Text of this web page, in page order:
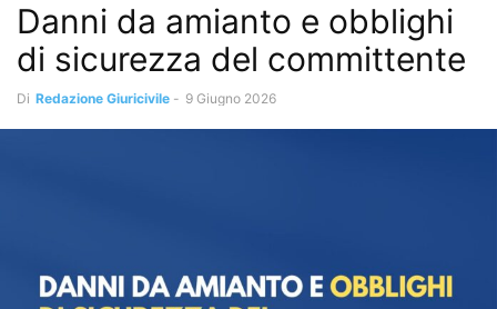
Danni da amianto e obblighi
di sicurezza del committente
Di Redazione Giuricivile - 9 Giugno 2026